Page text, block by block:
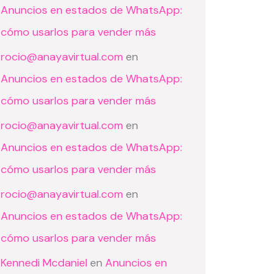
Anuncios en estados de WhatsApp:
cómo usarlos para vender más
rocio@anayavirtual.com en
Anuncios en estados de WhatsApp:
cómo usarlos para vender más
rocio@anayavirtual.com en
Anuncios en estados de WhatsApp:
cómo usarlos para vender más
rocio@anayavirtual.com en
Anuncios en estados de WhatsApp:
cómo usarlos para vender más
Kennedi Mcdaniel en Anuncios en